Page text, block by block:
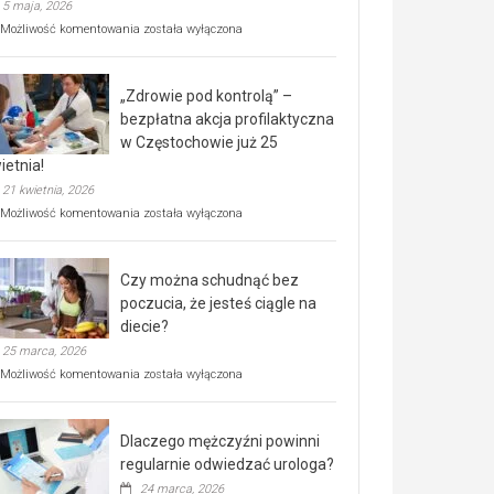
5 maja, 2026
Możliwość komentowania Rusza
rehabilitacji
dla
seniorów!
została wyłączona
„Zdrowie pod kontrolą” –
bezpłatna akcja profilaktyczna
w Częstochowie już 25
21 kwietnia, 2026
Możliwość komentowania „Zdrowie
bezpłatna
akcja
profilaktyczna
w
już
kwietnia!
została wyłączona
Czy można schudnąć bez
poczucia, że jesteś ciągle na
diecie?
25 marca, 2026
Możliwość komentowania Czy
poczucia,
że
została wyłączona
Dlaczego mężczyźni powinni
regularnie odwiedzać urologa?
24 marca, 2026